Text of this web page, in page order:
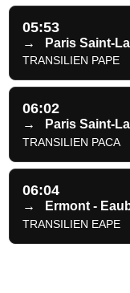
05:53
→ Paris Saint-
TRANSILIEN PAPE
06:02
→ Paris Saint-
TRANSILIEN PACA
06:04
→ Ermont -
TRANSILIEN EAPE